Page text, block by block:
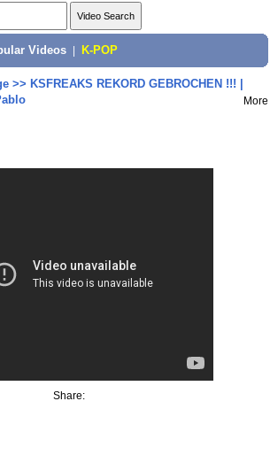
Videos K-POP
>> KSFREAKS REKORD GEBROCHEN !!! |
More
Share: